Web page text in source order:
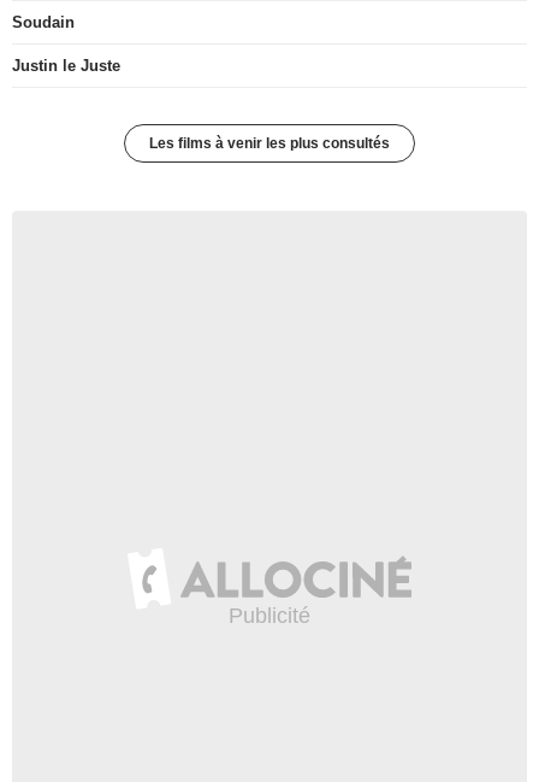
Soudain
Justin le Juste
Les films à venir les plus consultés